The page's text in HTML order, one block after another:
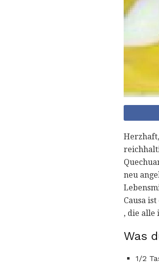
neu
Causa
, die alle
Was
1/2